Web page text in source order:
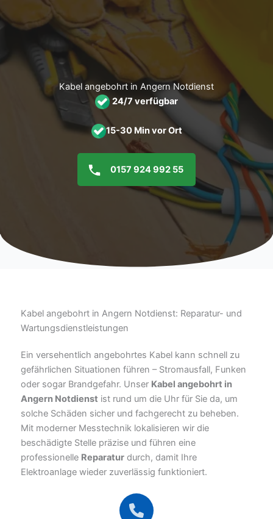
Inhalt
Kabel angebohrt in Angern Notdienst
24/7 verfügbar
15-30 Min vor Ort
0157 924 992 55
Kabel angebohrt in Angern Notdienst: Reparatur- und
Wartungsdienstleistungen
Ein versehentlich angebohrtes Kabel kann schnell zu
gefährlichen Situationen führen – Stromausfall, Funken
oder sogar Brandgefahr. Unser Kabel angebohrt in
Angern Notdienst ist rund um die Uhr für Sie da, um
solche Schäden sicher und fachgerecht zu beheben.
Mit moderner Messtechnik lokalisieren wir die
beschädigte Stelle präzise und führen eine
professionelle Reparatur durch, damit Ihre
Elektroanlage wieder zuverlässig funktioniert.